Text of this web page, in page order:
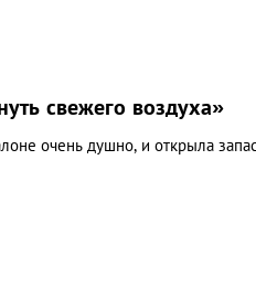
свежего воздуха»
очень душно, и открыла